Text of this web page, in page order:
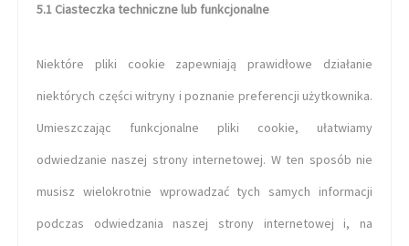
5.1 Ciasteczka techniczne lub funkcjonalne
Niektóre pliki cookie zapewniają prawidłowe działanie
niektórych części witryny i poznanie preferencji użytkownika.
Umieszczając funkcjonalne pliki cookie, ułatwiamy
odwiedzanie naszej strony internetowej. W ten sposób nie
musisz wielokrotnie wprowadzać tych samych informacji
podczas odwiedzania naszej strony internetowej i, na